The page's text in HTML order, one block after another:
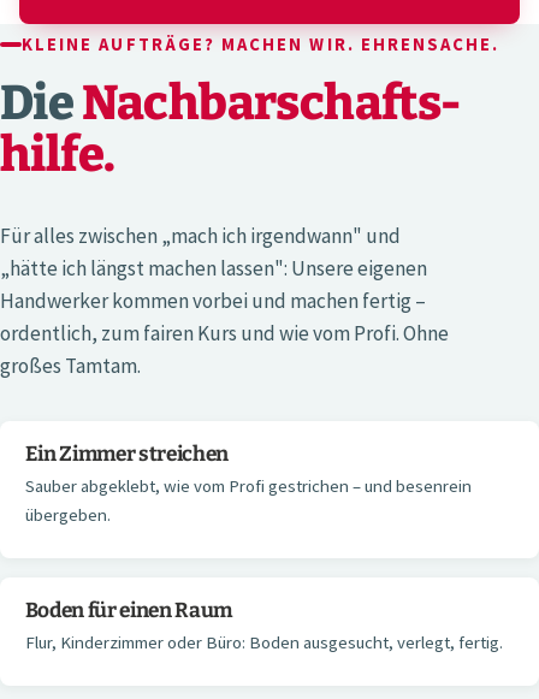
KLEINE AUFTRÄGE? MACHEN WIR. EHRENSACHE.
DieNachbarschafts­
hilfe.
Für alles zwischen „mach ich irgendwann" und
„hätte ich längst machen lassen": Unsere eigenen
Handwerker kommen vorbei und machen fertig –
ordentlich, zum fairen Kurs und wie vom Profi. Ohne
großes Tamtam.
Ein Zimmer streichen
Sauber abgeklebt, wie vom Profi gestrichen – und besenrein
übergeben.
Boden für einen Raum
Flur, Kinderzimmer oder Büro: Boden ausgesucht, verlegt, fertig.